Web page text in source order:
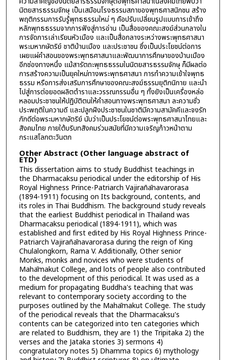
นิตยสารธรรมจักษุ เป็นเสมือนโรงธรรมสภาของพุทธศาสนิกชน สร้าง
พฤติกรรมการรับรู้พุทธธรรมใหม่ ๆ คือปรับเปลี่ยนรูปแบบการเข้าถึง
หลักพุทธธรรมจากการฟังสู่การอ่าน เป็นสื่อของคณะสงฆ์ส่วนกลางใน
การจัดการเล่าเรียนหัวเมือง และเป็นสื่อกลางระหว่างพระพุทธศาสนา
พระมหากษัตริย์ ชาติบ้านเมือง และประชาชน ซึ่งเป็นประโยชน์ต่อการ
เผยแผ่คำสอนของพระพุทธศาสนาและพัฒนาการศึกษาของบ้านเมือง
อีกช่องทางหนึ่ง แม้สารัตถะพุทธธรรมในนิตยสารธรรมจักษุ ก็มีผลต่อ
การสร้างความเป็นยุคใหม่ทางพระพุทธศาสนา การทำความเข้าใจพุทธ
ธรรม หรือการส่งเสริมการศึกษาของคณะสงฆ์ธรรมยุติกนิกาย และนำ
ไปสู่การต่อยอดผลิตตำราและวรรณกรรมอื่น ๆ ทั้งยังเป็นเครื่องหล่อ
หลอมประชาชนให้ปฏิบัติตนให้คำสอนทางพระพุทธศาสนา ละความชั่ว
ประพฤติในความดี และปลูกฝังประชาชนในชาติมีความสามัคคีและจงรัก
ภักดีต่อพระมหากษัตริย์ นับว่าเป็นประโยชน์ต่อพระพุทธศาสนาไทยและ
สังคมไทย ภายใต้บริบทสังคมร่วมสมัยที่มีความเจริญก้าวหน้าตาม
กระแสโลกตะวันตก
Other Abstract (Other language abstract of
ETD)
This dissertation aims to study Buddhist teachings in
the Dharmacaksu periodical under the editorship of His
Royal Highness Prince-Patriarch Vajirañānavarorasa
(1894-1911) focusing on Its background, contents, and
its roles in Thai Buddhism. The background study reveals
that the earliest Buddhist periodical in Thailand was
Dharmacaksu periodical (1894-1911), which was
established and first edited by His Royal Highness Prince-
Patriarch Vajirañānavarorasa during the reign of King
Chulalongkorn, Rama V. Additionally, Other senior
Monks, monks and novices who were students of
Mahāmakut College, and lots of people also contributed
to the development of this periodical. It was used as a
medium for propagating Buddha's teaching that was
relevant to contemporary society according to the
purposes outlined by the Mahāmakut College. The study
of the periodical reveals that the Dharmacaksu's
contents can be categorized into ten categories which
are related to Buddhism, they are 1) the Tripitaka 2) the
verses and the Jataka stories 3) sermons 4)
congratulatory notes 5) Dhamma topics 6) mythology